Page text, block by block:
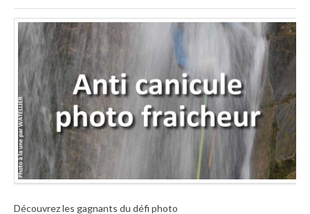
Découvrez les gagnants du défi photo